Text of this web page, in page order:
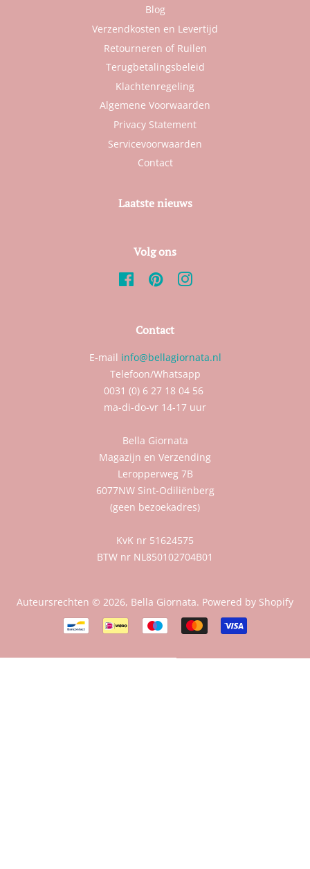
Blog
Verzendkosten en Levertijd
Retourneren of Ruilen
Terugbetalingsbeleid
Klachtenregeling
Algemene Voorwaarden
Privacy Statement
Servicevoorwaarden
Contact
Laatste nieuws
Volg ons
FacebookPinterestInstagram
Contact
E-mail info@bellagiornata.nl
Telefoon/Whatsapp
0031 (0) 6 27 18 04 56
ma-di-do-vr 14-17 uur
Bella Giornata
Magazijn en Verzending
Leropperweg 7B
6077NW Sint-Odiliënberg
(geen bezoekadres)
KvK nr 51624575
BTW nr NL850102704B01
Auteursrechten © 2026, Bella Giornata. Powered by Shopify
Betalingspictogrammen